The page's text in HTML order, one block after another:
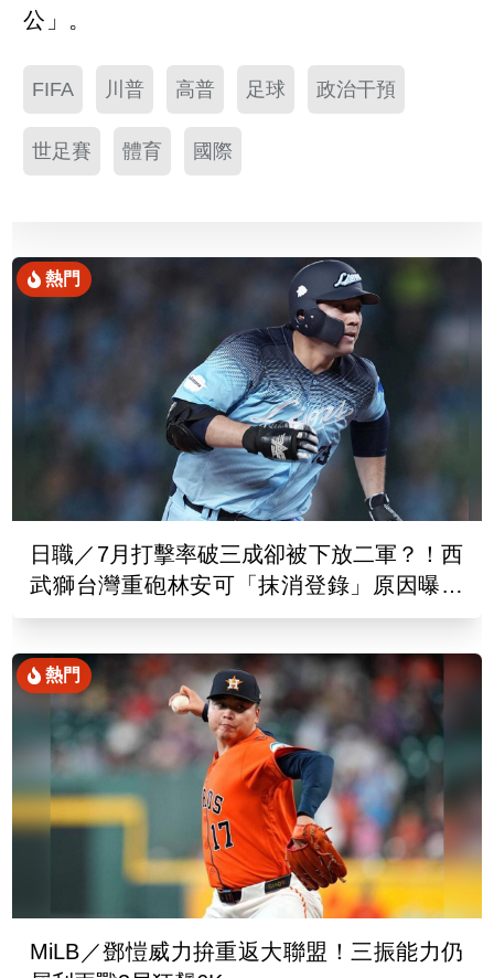
公」。
FIFA 川普 高普 足球 政治干預
世足賽 體育 國際
熱門
日職／7月打擊率破三成卻被下放二軍？！西
武獅台灣重砲林安可「抹消登錄」原因曝光
了
熱門
MiLB／鄧愷威力拚重返大聯盟！三振能力仍